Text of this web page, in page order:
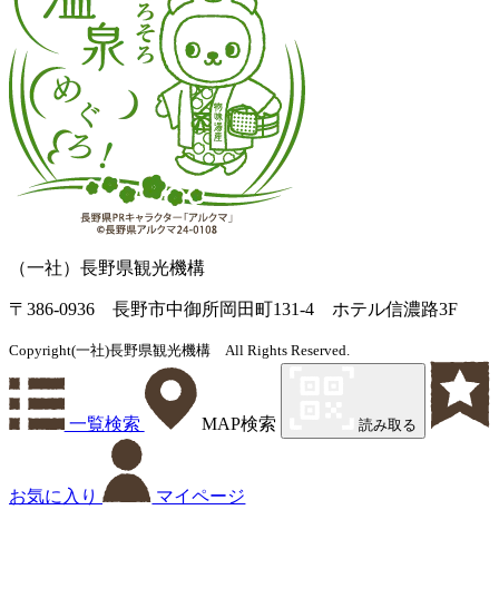
（一社）長野県観光機構
〒386-0936 長野市中御所岡田町131-4 ホテル信濃路3F
Copyright(一社)長野県観光機構 All Rights Reserved.
一覧検索 MAP検索 読み取る
お気に入り マイページ